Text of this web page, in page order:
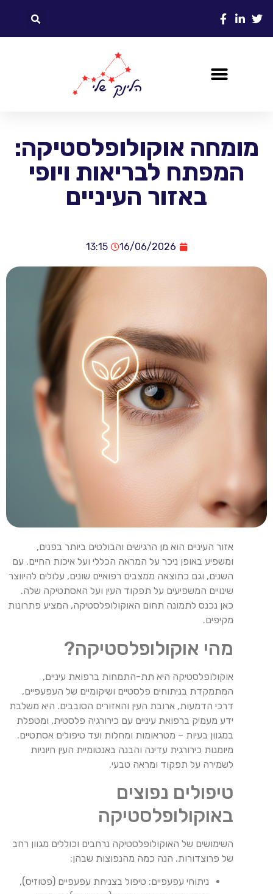
מומחה אוקולופלסטיקה:
המפתח לבריאות ויופי
באזור העיניים
16/06/2026
13:15
אזור העיניים הוא מן הרגישים והבולטים ביותר בפנים,
ומשפיע באופן ניכר על המראה הכללי ועל איכות החיים. עם
השנים, וגם כתוצאה ממצבים רפואיים שונים, עלולים להיווצר
שינויים המשפיעים על תפקוד העין ועל האסתטיקה שלה.
כאן נכנס לתמונה תחום האוקולופלסטיקה, המציע פתרונות
מקיפים.
מהי אוקולופלסטיקה?
אוקולופלסטיקה היא תת-התמחות ברפואת עיניים,
המתמקדת בניתוחים פלסטיים ושיקומיים של העפעפיים,
דרכי הדמעות, ארובת העין והאזורים הסובבים. היא משלבת
ידע מעמיק ברפואת עיניים עם כירורגיה פלסטית, ומטפלת
במגוון בעיות – מטראומות ומחלות ועד טיפולים אסתטיים.
מיומנות כירורגית עדינה והבנה באנטומיית העין חיוניות
לשמירה על תפקוד ומראה טבעי.
טיפולים נפוצים
באוקולופלסטיקה
השימושים של האוקולופלסטיקה נרחבים וכוללים מגוון רחב
של פרוצדורות. הנה כמה מהנפוצות שבהן:
ניתוחי עפעפיים: טיפול בצניחת עפעפיים (פטוזיס),